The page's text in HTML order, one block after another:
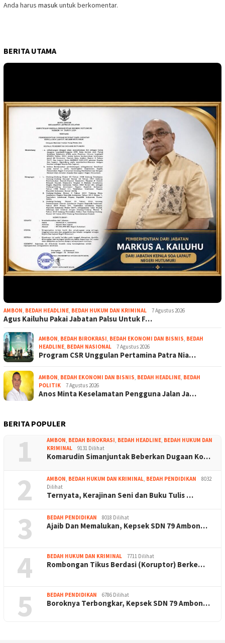
Anda harus masukuntuk berkomentar.
BERITA UTAMA
AMBON BEDAH HEADLINE BEDAH HUKUM DAN KRIMINAL 7 Agustus 2026
Agus Kailuhu Pakai Jabatan Palsu Untuk F…
AMBON BEDAH BIROKRASI BEDAH EKONOMI DAN BISNIS BEDAH
HEADLINE BEDAH NASIONAL 7 Agustus 2026
Program CSR Unggulan Pertamina Patra Nia…
AMBON BEDAH EKONOMI DAN BISNIS BEDAH HEADLINE BEDAH
POLITIK
7 Agustus 2026
Anos Minta Keselamatan Pengguna Jalan Ja…
BERITA POPULER
1 AMBON BEDAH BIROKRASI BEDAH HEADLINE BEDAH HUKUM DAN
KRIMINAL
9131 Dilihat
Komarudin Simanjuntak Beberkan Dugaan Ko…
2 AMBON BEDAH HUKUM DAN KRIMINAL BEDAH PENDIDIKAN
8032
Dilihat
Ternyata, Kerajinan Seni dan Buku Tulis …
3 BEDAH PENDIDIKAN 8018 Dilihat
Ajaib Dan Memalukan, Kepsek SDN 79 Ambon…
4 BEDAH HUKUM DAN KRIMINAL 7711 Dilihat
Rombongan Tikus Berdasi (Koruptor) Berke…
5 BEDAH PENDIDIKAN 6786 Dilihat
Boroknya Terbongkar, Kepsek SDN 79 Ambon…